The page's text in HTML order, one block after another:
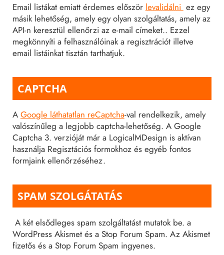
Email listákat emiatt érdemes először levalidálni ez egy
másik lehetőség, amely egy olyan szolgáltatás, amely az
API-n keresztül ellenőrzi az e-mail címeket.. Ezzel
megkönnyíti a felhasználóinak a regisztrációt illetve
email listáinkat tisztán tarthatjuk.
CAPTCHA
A Google láthatatlan reCaptcha-val rendelkezik, amely
valószínűleg a legjobb captcha-lehetőség. A Google
Captcha 3. verzióját már a LogicalMDesign is aktívan
használja Regisztációs formokhoz és egyéb fontos
formjaink ellenőrzéséhez.
SPAM SZOLGÁTATÁS
A két elsődleges spam szolgáltatást mutatok be. a
WordPress Akismet és a Stop Forum Spam. Az Akismet
fizetős és a Stop Forum Spam ingyenes.